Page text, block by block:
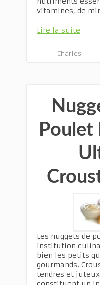
vitamines, de
Lire la suite
Charles
Poulet
Les nuggets de
institution
bien les petits
gourmands.
tendres et